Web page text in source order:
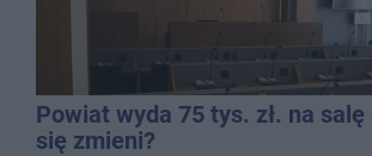
Powiat wyda 75 tys. zł. na
się zmieni?